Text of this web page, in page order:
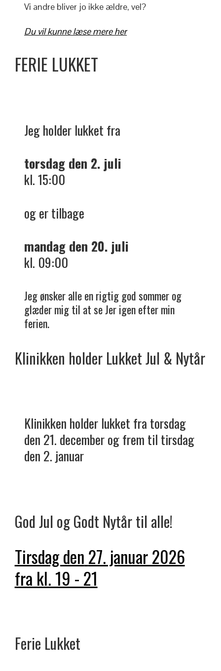
Vi andre bliver jo ikke ældre, vel?
Du vil kunne læse mere her
FERIE LUKKET
Jeg holder lukket fra
torsdag den 2. juli
kl. 15:00
og er tilbage
mandag den 20. juli
kl. 09:00
Jeg ønsker alle en rigtig god sommer og
glæder mig til at se Jer igen efter min
ferien.
Klinikken holder LukketJul & Nytår
Klinikken holder lukket fra torsdag
den 21. december og frem til tirsdag
den 2. januar
God Jul og Godt Nytår til alle!
Tirsdag den27. januar 2026
fra kl. 19 - 21
Ferie Lukket